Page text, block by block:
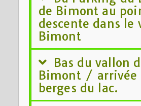
de Bimont au
descente dans le
Bimont
Bas du vallon
Bimont / arrivée
berges du lac.